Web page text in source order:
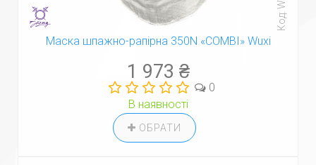
Маска шпажно-рапірна 350N «COMBI» Wuxi
1 973 ₴
0
В наявності
ОБРАТИ